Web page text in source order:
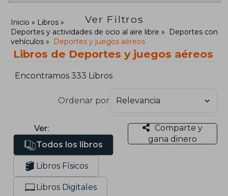
Ver Filtros
Inicio
Libros
Deportes y actividades de ocio al aire libre
Deportes con
vehículos
Deportes y juegos aéreos
Libros de Deportes y juegos aéreos
Encontramos 333 Libros
Ordenar por
Ver:
Todos los libros
Libros Físicos
Libros Digitales
Comparte y
gana dinero